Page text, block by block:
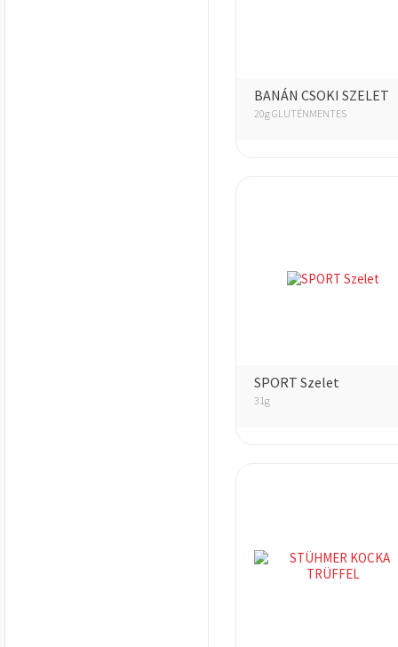
BANÁN CSOKI SZELET
20g GLUTÉNMENTES
SPORT Szelet
31g